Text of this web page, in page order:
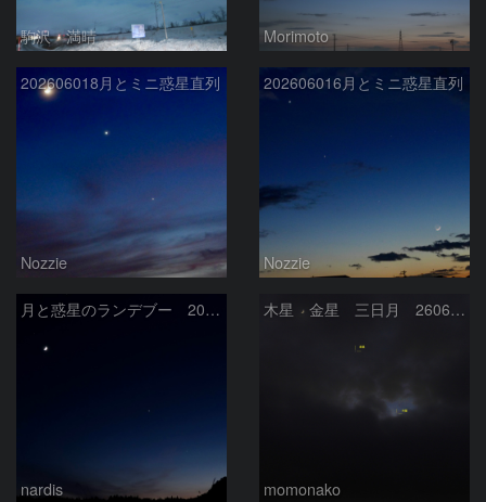
駒沢 満晴 Morimoto
202606018月とミニ惑星直列
Nozzie
202606016月とミニ惑星直列
Nozzie
月と惑星のランデブー 2026/06/19
nardis
木星 金星 三日月 260618
momonako